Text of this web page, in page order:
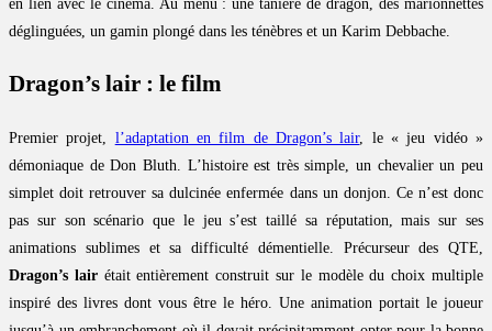
en lien avec le cinéma. Au menu : une tanière de dragon, des marionnettes
déglinguées, un gamin plongé dans les ténèbres et un Karim Debbache.
Dragon’s lair : le film
Premier projet, l’adaptation en film de Dragon’s lair, le « jeu vidéo »
démoniaque de Don Bluth. L’histoire est très simple, un chevalier un peu
simplet doit retrouver sa dulcinée enfermée dans un donjon. Ce n’est donc
pas sur son scénario que le jeu s’est taillé sa réputation, mais sur ses
animations sublimes et sa difficulté démentielle. Précurseur des QTE,
Dragon’s lairétait entièrement construit sur le modèle du choix multiple
inspiré des livres dont vous être le héro. Une animation portait le joueur